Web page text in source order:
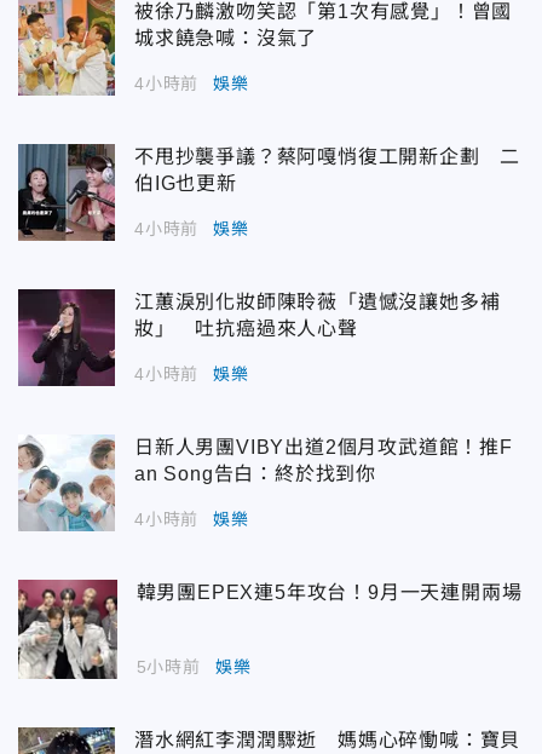
被徐乃麟激吻笑認「第1次有感覺」！曾國
城求饒急喊：沒氣了
4小時前 娛樂
不甩抄襲爭議？蔡阿嘎悄復工開新企劃 二
伯IG也更新
4小時前 娛樂
江蕙淚別化妝師陳聆薇「遺憾沒讓她多補
妝」 吐抗癌過來人心聲
4小時前 娛樂
日新人男團VIBY出道2個月攻武道館！推F
an Song告白：終於找到你
4小時前 娛樂
韓男團EPEX連5年攻台！9月一天連開兩場
5小時前 娛樂
潛水網紅李潤潤驟逝 媽媽心碎慟喊：寶貝